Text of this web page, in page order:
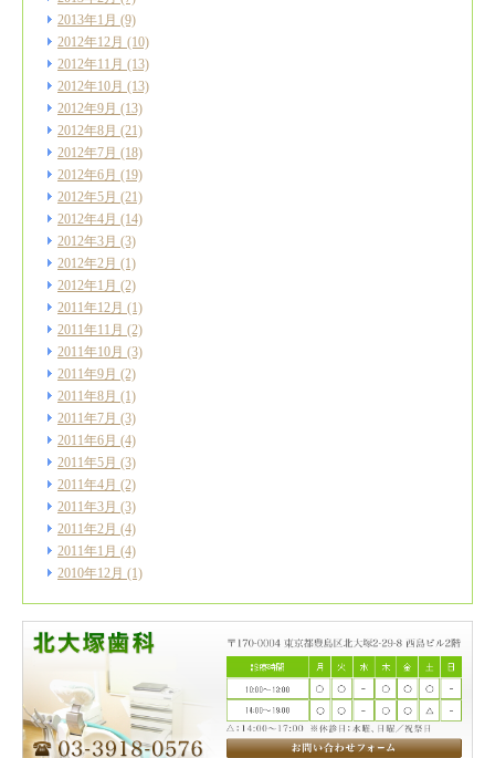
2013年1月 (9)
2012年12月 (10)
2012年11月 (13)
2012年10月 (13)
2012年9月 (13)
2012年8月 (21)
2012年7月 (18)
2012年6月 (19)
2012年5月 (21)
2012年4月 (14)
2012年3月 (3)
2012年2月 (1)
2012年1月 (2)
2011年12月 (1)
2011年11月 (2)
2011年10月 (3)
2011年9月 (2)
2011年8月 (1)
2011年7月 (3)
2011年6月 (4)
2011年5月 (3)
2011年4月 (2)
2011年3月 (3)
2011年2月 (4)
2011年1月 (4)
2010年12月 (1)